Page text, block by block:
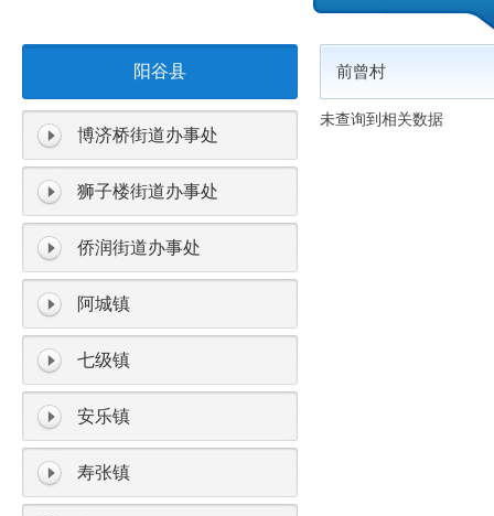
阳谷县
博济桥街道办事处
狮子楼街道办事处
侨润街道办事处
阿城镇
七级镇
安乐镇
寿张镇
前曾村
未查询到相关数据